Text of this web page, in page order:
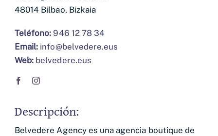
48014 Bilbao, Bizkaia
Teléfono: 946 12 78 34
Email: info@belvedere.eus
Web: belvedere.eus
Descripción:
Belvedere Agency es una agencia boutique de